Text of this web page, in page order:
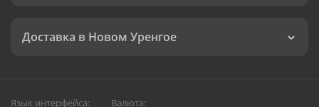
Доставка в Новом Уренгое
Язык интерфейса: Валюта: